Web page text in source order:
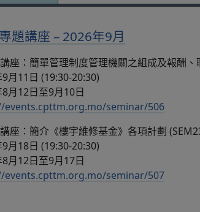
題講座 – 2026年9月
座：簡單管理制度管理機關之組成及報酬、
月11日 (19:30-20:30)
月12日至9月10日
events.cpttm.org.mo/seminar/506
座：簡介《樓宇維修基金》各項計劃
月18日 (19:30-20:30)
月12日至9月17日
events.cpttm.org.mo/seminar/507